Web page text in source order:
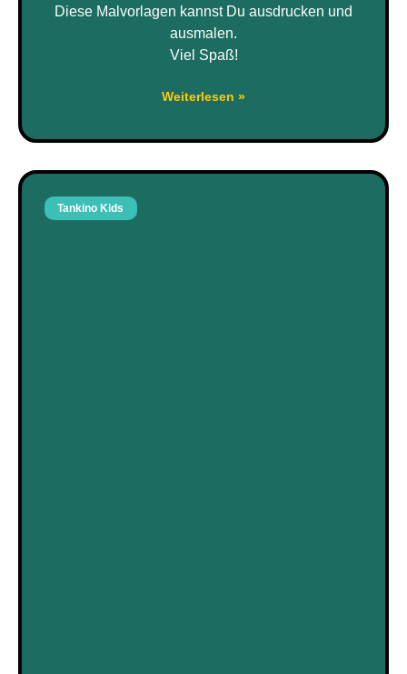
Diese Malvorlagen kannst Du ausdrucken und
ausmalen.
Viel Spaß!
Weiterlesen »
Tankino Kids